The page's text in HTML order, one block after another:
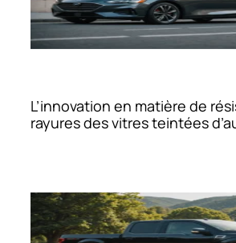
L’innovation en matière de
rayures des vitres teintées